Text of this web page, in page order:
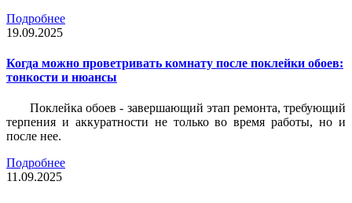
Подробнее
19.09.2025
Когда можно проветривать комнату после поклейки обоев:
тонкости и нюансы
Поклейка обоев - завершающий этап ремонта, требующий
терпения и аккуратности не только во время работы, но и
после нее.
Подробнее
11.09.2025